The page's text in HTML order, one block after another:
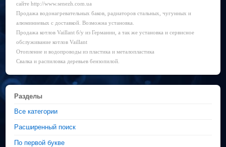
сайте http://www.senezh.com.ua
Продажа водонагревательных баков, радиаторов стальных, чугунных и
алюминиевых с доставкой. Возможна установка.
Продажа котлов Vaillant б/у из Германии, а так же установка и сервисное
обслуживание котлов Vaillant
Отопление и водопроводы из пластика и металопластика
Свалка и распиловка деревьев бензопилой.
Разделы
Все категории
Расширенный поиск
По первой букве